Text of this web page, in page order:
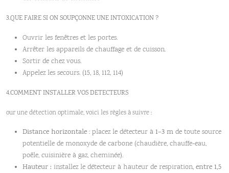
3.QUE FAIRE SI ON SOUPÇONNE UNE INTOXICATION ?
Ouvrir les fenêtres et les portes.
Arrêter les appareils de chauffage et de cuisson.
Sortir de chez vous.
Appelez les secours. (15, 18, 112, 114)
4.COMMENT INSTALLER VOS DETECTEURS
our une détection optimale, voici les règles à suivre :
Distance horizontale : placez le détecteur à 1–3 m de toute source
potentielle de monoxyde de carbone (chaudière, chauffe-eau,
poêle, cuisinière à gaz, cheminée).
Hauteur : installez le détecteur à hauteur de respiration, entre 1,5